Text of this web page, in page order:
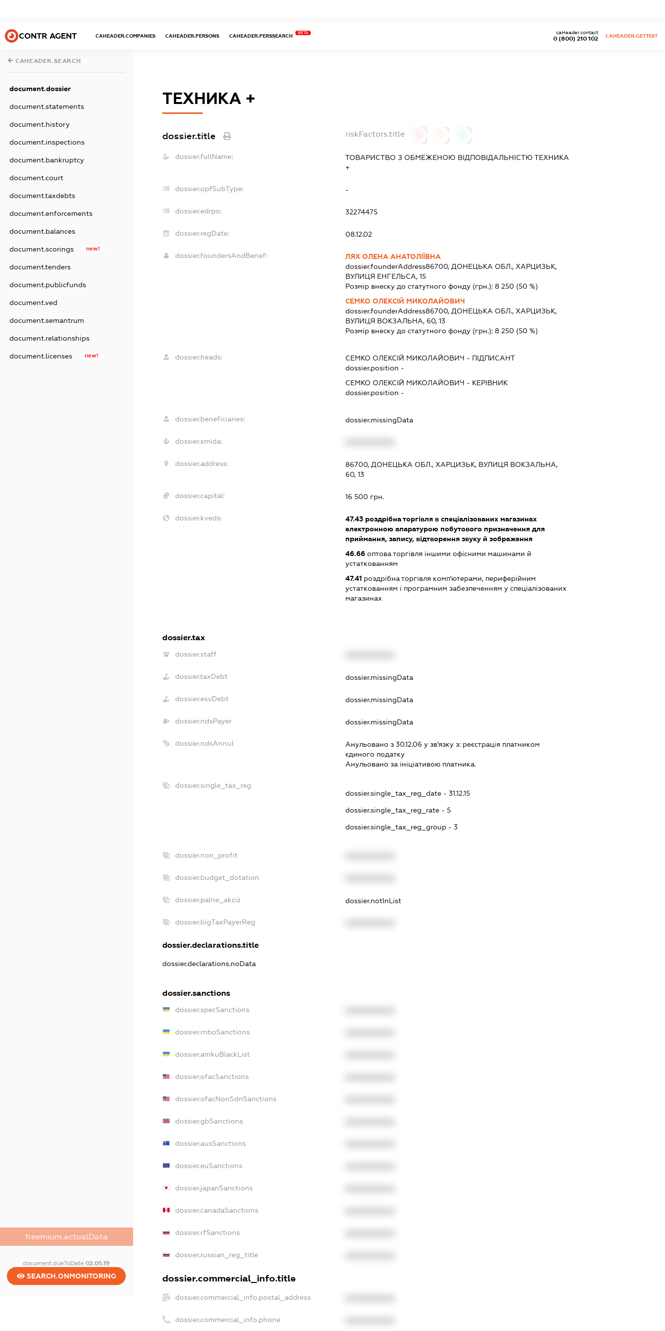
CONTR AGENT CAHEADER.COMPANIES CAHEADER.PERSONS CAHEADER.PERSSEARCH
BETA
0 (800) 210 102
caHeader.contact
CAHEADER.GETTEST
CAHEADER.SEARCH
document.dossier
document.statements
document.history
document.inspections
document.bankruptcy
document.court
document.taxdebts
document.enforcements
document.balances
document.scorings new!
document.tenders
document.publicfunds
document.ved
document.semantrum
document.relationships
document.licenses new!
freemium.actualData
document.dueToDate02.05.19
SEARCH.ONMONITORING
ТЕХНИКА +
dossier.title riskFactors.title
dossier.fullName: ТОВАРИСТВО З ОБМЕЖЕНОЮ ВІДПОВІДАЛЬНІСТЮТЕХНИКА
+
dossier.opfSubType: -
dossier.edrpo: 32274475
dossier.regDate: 08.12.02
dossier.foundersAndBenef:
ЛЯХ ОЛЕНА АНАТОЛІЇВНА
dossier.founderAddress86700, ДОНЕЦЬКА ОБЛ., ХАРЦИЗЬК,
ВУЛИЦЯ ЕНГЕЛЬСА, 15
Розмір внеску до статутного фонду (грн.):8 250 (50 %)
СЕМКО ОЛЕКСІЙ МИКОЛАЙОВИЧ
dossier.founderAddress86700, ДОНЕЦЬКА ОБЛ., ХАРЦИЗЬК,
ВУЛИЦЯ ВОКЗАЛЬНА, 60, 13
Розмір внеску до статутного фонду (грн.):8 250 (50 %)
dossier.heads: СЕМКО ОЛЕКСІЙ МИКОЛАЙОВИЧ - ПІДПИСАНТ
dossier.position -
СЕМКО ОЛЕКСІЙ МИКОЛАЙОВИЧ - КЕРІВНИК
dossier.position -
dossier.beneficiaries: dossier.missingData
dossier.smida:
dossier.address:
86700, ДОНЕЦЬКА ОБЛ., ХАРЦИЗЬК, ВУЛИЦЯ ВОКЗАЛЬНА,
60, 13
dossier.capital: 16 500 грн.
dossier.kveds: 47.43 роздрібна торгівля в спеціалізованих магазинах
електронною апаратурою побутового призначення для
приймання, запису, відтворення звуку й зображення
46.66 оптова торгівля іншими офісними машинами й
устаткованням
47.41 роздрібна торгівля комп'ютерами, периферійним
устаткованням і програмним забезпеченням у спеціалізованих
магазинах
dossier.tax
dossier.staff
dossier.taxDebt dossier.missingData
dossier.esvDebt dossier.missingData
dossier.ndsPayer dossier.missingData
dossier.ndsAnnul Анульовано з 30.12.06 у зв'язку з: реєстрацiя платником
єдиного податку
Анульовано за iнiцiативою платника.
dossier.single_tax_reg
dossier.single_tax_reg_date - 31.12.15
dossier.single_tax_reg_rate - 5
dossier.single_tax_reg_group - 3
dossier.non_profit
dossier.budget_dotation
dossier.palne_akciz dossier.notInList
dossier.bigTaxPayerReg
dossier.declarations.title
dossier.declarations.noData
dossier.sanctions
dossier.specSanctions
dossier.rnboSanctions
dossier.amkuBlackList
dossier.ofacSanctions
dossier.ofacNonSdnSanctions
dossier.gbSanctions
dossier.ausSanctions
dossier.euSanctions
dossier.japanSanctions
dossier.canadaSanctions
dossier.rfSanctions
dossier.russian_reg_title
dossier.commercial_info.title
dossier.commercial_info.postal_address
dossier.commercial_info.phone